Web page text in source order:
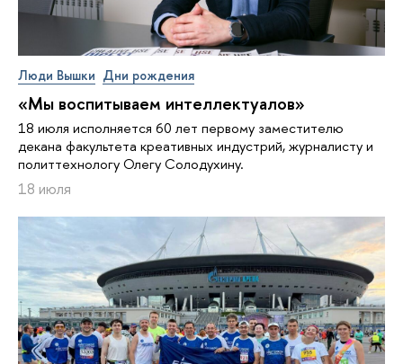
Люди Вышки Дни рождения
«Мы воспитываем интеллектуалов»
18 июля исполняется 60 лет первому заместителю
декана факультета креативных индустрий, журналисту и
политтехнологу Олегу Солодухину.
18 июля